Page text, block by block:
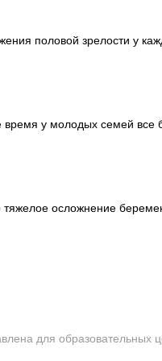
половой зрелости у
у молодых семей все
тяжелое осложнение
для образовательных